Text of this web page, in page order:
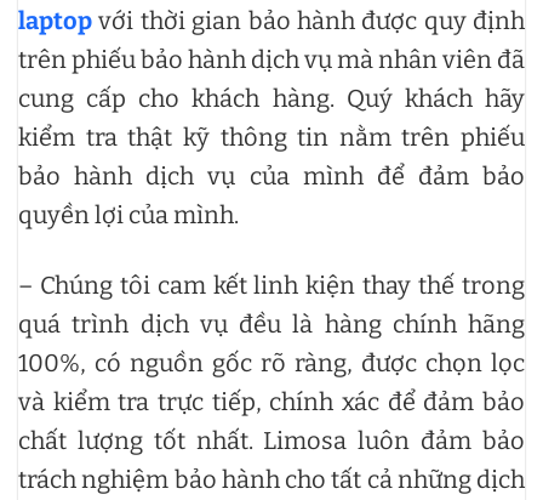
laptop với thời gian bảo hành được quy định
trên phiếu bảo hành dịch vụ mà nhân viên đã
cung cấp cho khách hàng. Quý khách hãy
kiểm tra thật kỹ thông tin nằm trên phiếu
bảo hành dịch vụ của mình để đảm bảo
quyền lợi của mình.
– Chúng tôi cam kết linh kiện thay thế trong
quá trình dịch vụ đều là hàng chính hãng
100%, có nguồn gốc rõ ràng, được chọn lọc
và kiểm tra trực tiếp, chính xác để đảm bảo
chất lượng tốt nhất. Limosa luôn đảm bảo
trách nghiệm bảo hành cho tất cả những dịch